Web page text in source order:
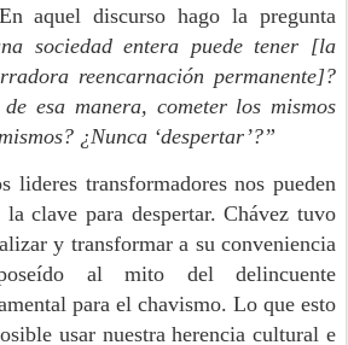
aquel discurso hago la pregunta
sociedad entera puede tener [la
reencarnación permanente]?
esa manera, cometer los mismos
¿Nunca ‘despertar’?”
lideres transformadores nos pueden
clave para despertar. Chávez tuvo
y transformar a su conveniencia
al mito del delincuente
para el chavismo. Lo que esto
usar nuestra herencia cultural e